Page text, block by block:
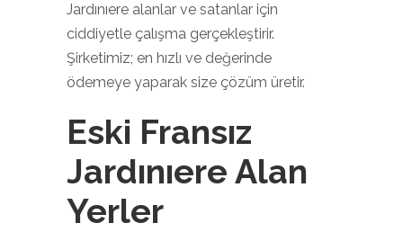
Jardınıere alanlar ve satanlar için
ciddiyetle çalışma gerçekleştirir.
Şirketimiz; en hızlı ve değerinde
ödemeye yaparak size çözüm üretir.
Eski Fransız
Jardınıere Alan
Yerler